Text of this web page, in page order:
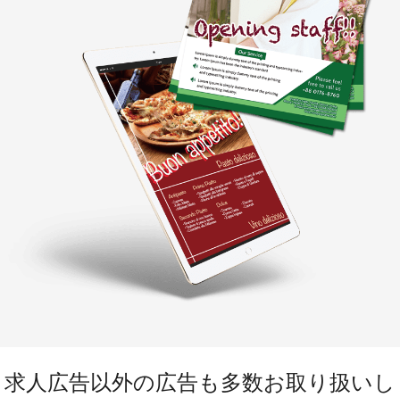
求人広告以外の広告も多数お取り扱いし